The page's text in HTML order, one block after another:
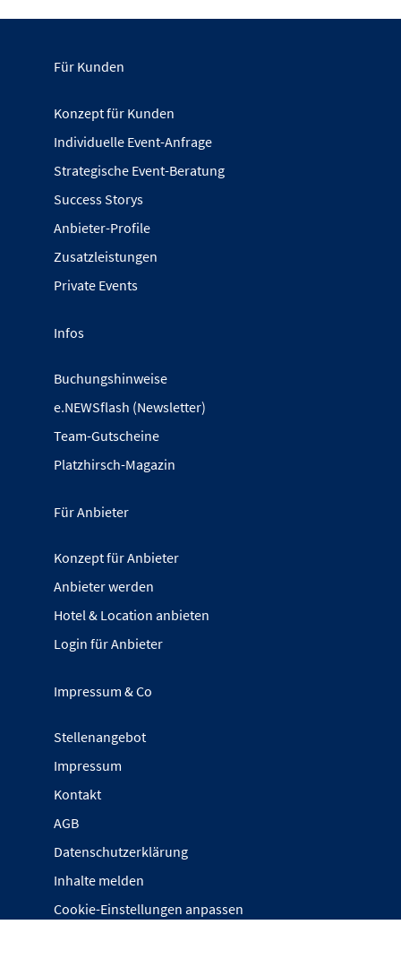
Für Kunden
Konzept für Kunden
Individuelle Event-Anfrage
Strategische Event-Beratung
Success Storys
Anbieter-Profile
Zusatzleistungen
Private Events
Infos
Buchungshinweise
e.NEWSflash (Newsletter)
Team-Gutscheine
Platzhirsch-Magazin
Für Anbieter
Konzept für Anbieter
Anbieter werden
Hotel & Location anbieten
Login für Anbieter
Impressum & Co
Stellenangebot
Impressum
Kontakt
AGB
Datenschutzerklärung
Inhalte melden
Cookie-Einstellungen anpassen